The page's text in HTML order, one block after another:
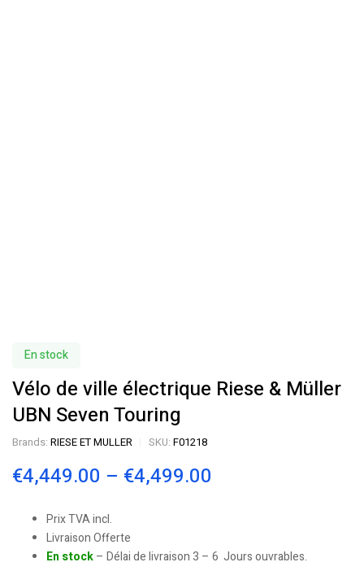
En stock
Vélo de ville électrique Riese & Müller
UBN Seven Touring
Brands: RIESE ET MULLER SKU: F01218
€4,449.00 – €4,499.00
Prix TVA incl.
Livraison Offerte
En stock– Délai de livraison 3 – 6 Jours ouvrables.